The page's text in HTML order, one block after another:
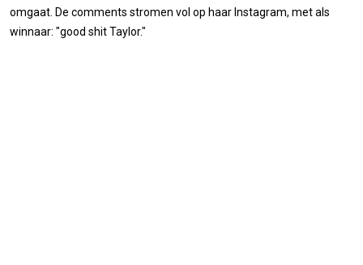
omgaat. De comments stromen vol op haar Instagram, met als
winnaar: "good shit Taylor."